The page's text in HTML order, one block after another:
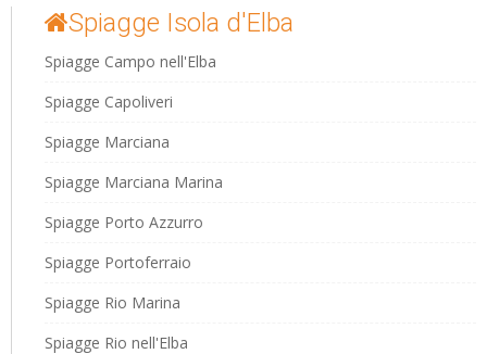
Spiagge Isola d'Elba
Spiagge Campo nell'Elba
Spiagge Capoliveri
Spiagge Marciana
Spiagge Marciana Marina
Spiagge Porto Azzurro
Spiagge Portoferraio
Spiagge Rio Marina
Spiagge Rio nell'Elba